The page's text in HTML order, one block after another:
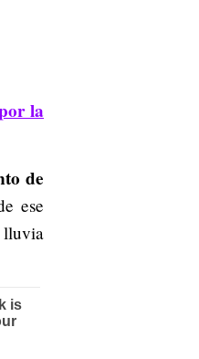
la
de
ese
lluvia